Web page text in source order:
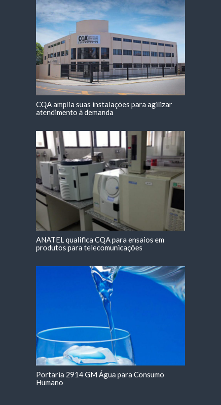
CQA amplia suas instalações para agilizar
atendimento à demanda
ANATEL qualifica CQA para ensaios em
produtos para telecomunicações
Portaria 2914 GM Água para Consumo
Humano